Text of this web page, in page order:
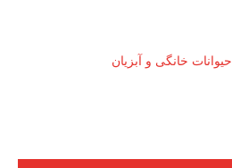
حیوانات خانگی و آبزیان